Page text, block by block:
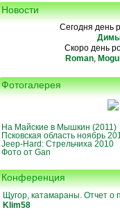
Новости
Сегодня день
Скоро день
Roman,
Фотогалерея
На Майские в Мышкин (2011)
Псковская область ноябрь
Jeep-Hard: Стрельчиха 2010
Фото от Gan
Конференция
Щугор, катамараны. Отчет о
Klim58